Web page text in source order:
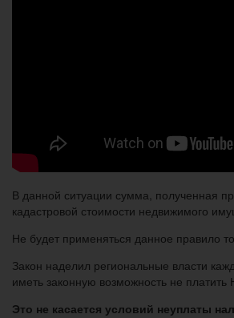
В данной ситуации сумма, полученная
кадастровой стоимости недвижимого
Не будет применяться данное правило
Закон наделил региональные власти
иметь законную возможность не
Это не касается условий неуплаты